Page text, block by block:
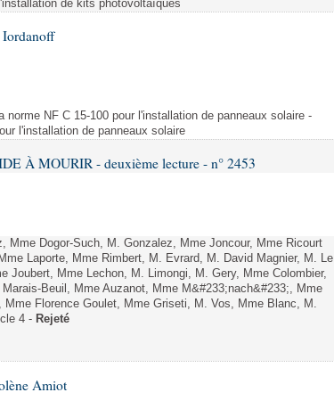
de kits photovoltaïques
Iordanoff
NF C 15-100 pour l'installation de panneaux solaire -
l'installation de panneaux solaire
À MOURIR - deuxième lecture - n° 2453
Mme Dogor-Such, M. Gonzalez, Mme Joncour, Mme Ricourt
Laporte, Mme Rimbert, M. Evrard, M. David Magnier, M. Le
Joubert, Mme Lechon, M. Limongi, M. Gery, Mme Colombier,
Beuil, Mme Auzanot, Mme M&#233;nach&#233;, Mme
Mme Florence Goulet, Mme Griseti, M. Vos, Mme Blanc, M.
4 - Rejeté
Amiot